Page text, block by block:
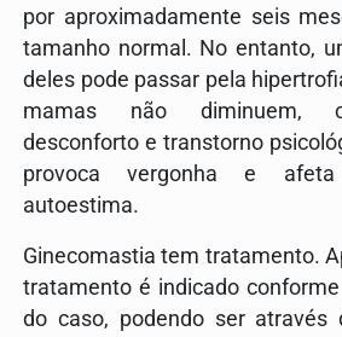
por aproximadamente seis
tamanho normal. No entanto,
deles pode passar pela
mamas não diminuem,
desconforto e transtorno
provoca vergonha e
autoestima.
Ginecomastia tem tratamento.
tratamento é indicado
do caso, podendo ser através